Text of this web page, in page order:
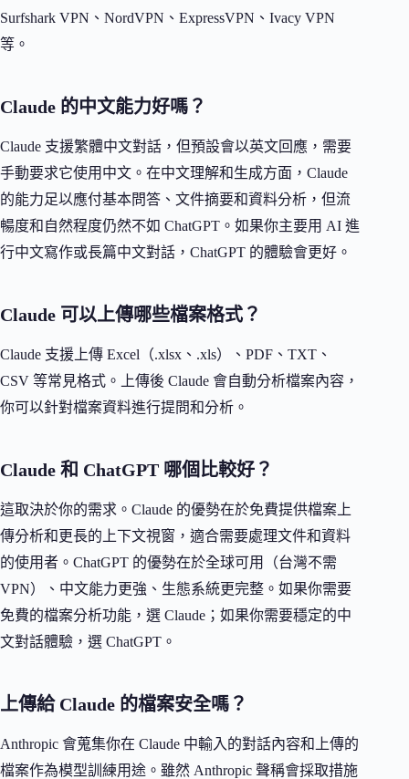
Surfshark VPN、NordVPN、ExpressVPN、Ivacy VPN
等。
Claude 的中文能力好嗎？
Claude 支援繁體中文對話，但預設會以英文回應，需要
手動要求它使用中文。在中文理解和生成方面，Claude
的能力足以應付基本問答、文件摘要和資料分析，但流
暢度和自然程度仍然不如 ChatGPT。如果你主要用 AI 進
行中文寫作或長篇中文對話，ChatGPT 的體驗會更好。
Claude 可以上傳哪些檔案格式？
Claude 支援上傳 Excel（.xlsx、.xls）、PDF、TXT、
CSV 等常見格式。上傳後 Claude 會自動分析檔案內容，
你可以針對檔案資料進行提問和分析。
Claude 和 ChatGPT 哪個比較好？
這取決於你的需求。Claude 的優勢在於免費提供檔案上
傳分析和更長的上下文視窗，適合需要處理文件和資料
的使用者。ChatGPT 的優勢在於全球可用（台灣不需
VPN）、中文能力更強、生態系統更完整。如果你需要
免費的檔案分析功能，選 Claude；如果你需要穩定的中
文對話體驗，選 ChatGPT。
上傳給 Claude 的檔案安全嗎？
Anthropic 會蒐集你在 Claude 中輸入的對話內容和上傳的
檔案作為模型訓練用途。雖然 Anthropic 聲稱會採取措施